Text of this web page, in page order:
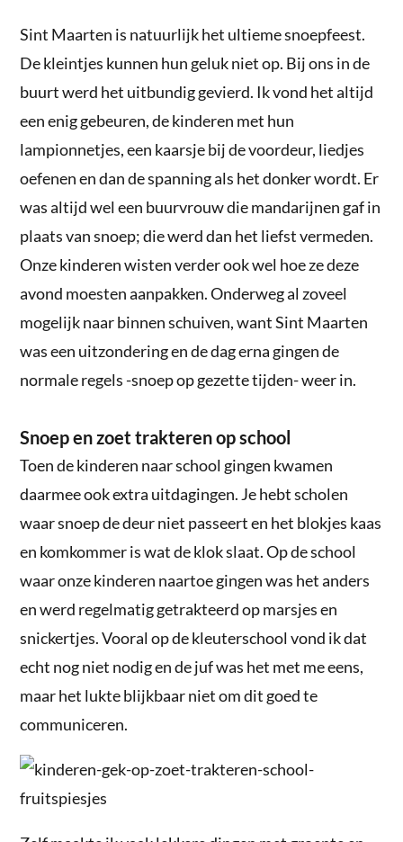
Sint Maarten is natuurlijk het ultieme snoepfeest.
De kleintjes kunnen hun geluk niet op. Bij ons in de
buurt werd het uitbundig gevierd. Ik vond het altijd
een enig gebeuren, de kinderen met hun
lampionnetjes, een kaarsje bij de voordeur, liedjes
oefenen en dan de spanning als het donker wordt. Er
was altijd wel een buurvrouw die mandarijnen gaf in
plaats van snoep; die werd dan het liefst vermeden.
Onze kinderen wisten verder ook wel hoe ze deze
avond moesten aanpakken. Onderweg al zoveel
mogelijk naar binnen schuiven, want Sint Maarten
was een uitzondering en de dag erna gingen de
normale regels -snoep op gezette tijden- weer in.
Snoep en zoet trakteren op school
Toen de kinderen naar school gingen kwamen
daarmee ook extra uitdagingen. Je hebt scholen
waar snoep de deur niet passeert en het blokjes kaas
en komkommer is wat de klok slaat. Op de school
waar onze kinderen naartoe gingen was het anders
en werd regelmatig getrakteerd op marsjes en
snickertjes. Vooral op de kleuterschool vond ik dat
echt nog niet nodig en de juf was het met me eens,
maar het lukte blijkbaar niet om dit goed te
communiceren.